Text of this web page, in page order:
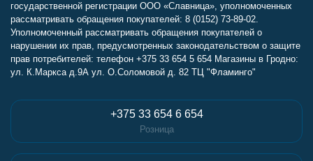
государственной регистрации ООО «Славница», уполномоченных
рассматривать обращения покупателей: 8 (0152) 73-89-02.
Уполномоченный рассматривать обращения покупателей о
нарушении их прав, предусмотренных законодательством о защите
прав потребителей: телефон +375 33 654 5 654 Магазины в Гродно:
ул. К.Маркса д.9А ул. О.Соломовой д. 82 ТЦ "Фламинго"
+375 33 654 6 654
Розница